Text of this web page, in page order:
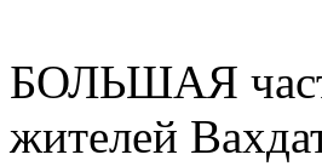
БОЛЬШАЯ
жителей